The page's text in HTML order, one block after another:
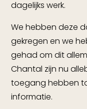
dagelijks werk.
We hebben deze
gekregen en we
gehad om dit
Chantal zijn nu
toegang hebben
informatie.